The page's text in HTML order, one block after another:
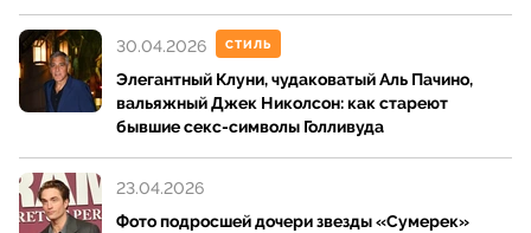
СТИЛЬ
Элегантный Клуни, чудаковатый Аль Пачино,
вальяжный Джек Николсон: как стареют
бывшие секс-символы Голливуда
30.04.2026
Фото подросшей дочери звезды «Сумерек»
23.04.2026